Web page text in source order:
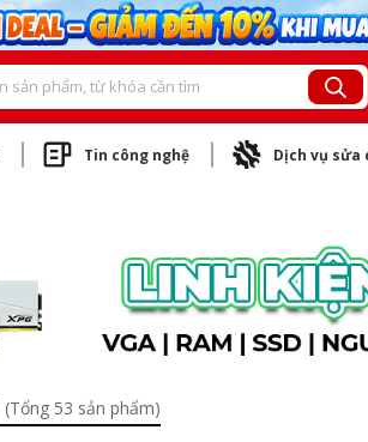
Tin công nghệ Dịch vụ sửa
(Tổng 53 sản phẩm)